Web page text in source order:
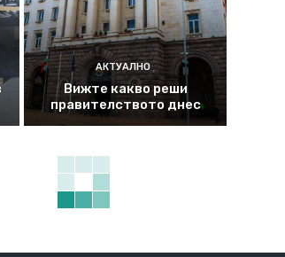
АКТУАЛНО
Вижте какво реши
правителството днес